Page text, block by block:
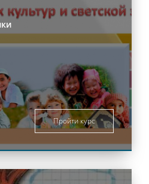
Пройти курс